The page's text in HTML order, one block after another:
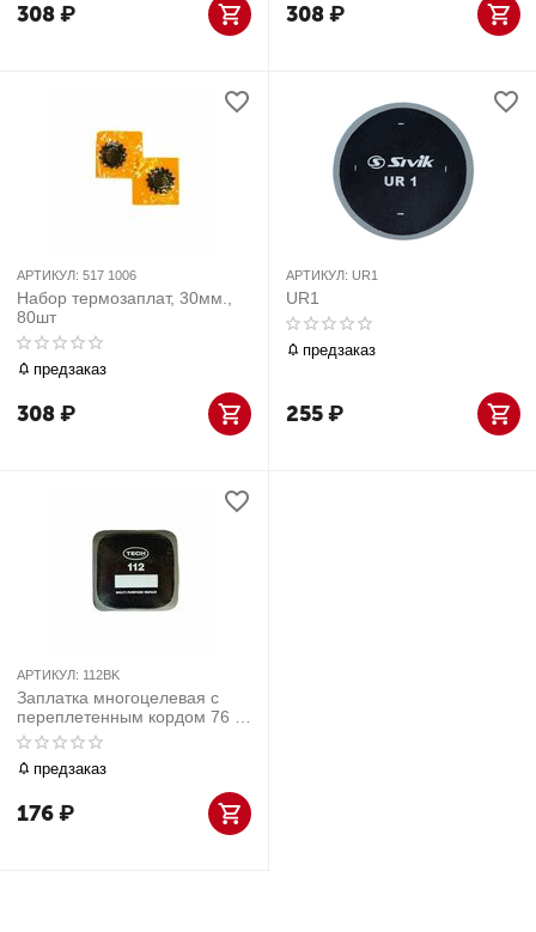
308₽ 308₽
АРТИКУЛ: 517 1006
Набор термозаплат, 30мм.,
80шт
предзаказ
308₽
АРТИКУЛ: UR1
UR1
предзаказ
255₽
АРТИКУЛ: 112BK
Заплатка многоцелевая с
переплетенным кордом 76 х
76 мм универсальная 30 шт
предзаказ
176₽